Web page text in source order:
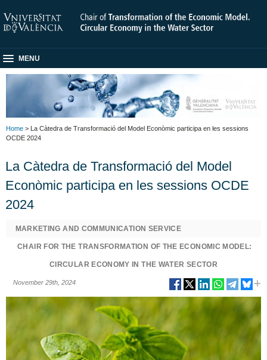
MENU
Home > La Càtedra de Transformació del Model Econòmic participa en les sessions
OCDE 2024
La Càtedra de Transformació del Model
Econòmic participa en les sessions OCDE
2024
MARKETING AND COMMUNICATION SERVICE
CHAIR FOR THE TRANSFORMATION OF THE ECONOMIC MODEL:
CIRCULAR ECONOMY IN THE WATER SECTOR
November 29th, 2024